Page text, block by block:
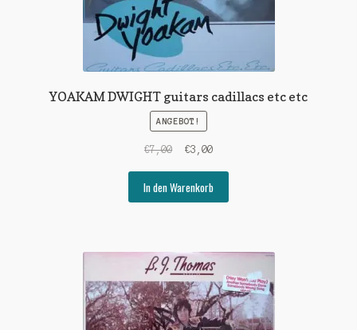
YOAKAM DWIGHT guitars cadillacs etc etc
ANGEBOT!
€7,00
Ursprünglicher
war:
€7,00
€3,00Aktueller
ist:
€3,00.
In den Warenkorb